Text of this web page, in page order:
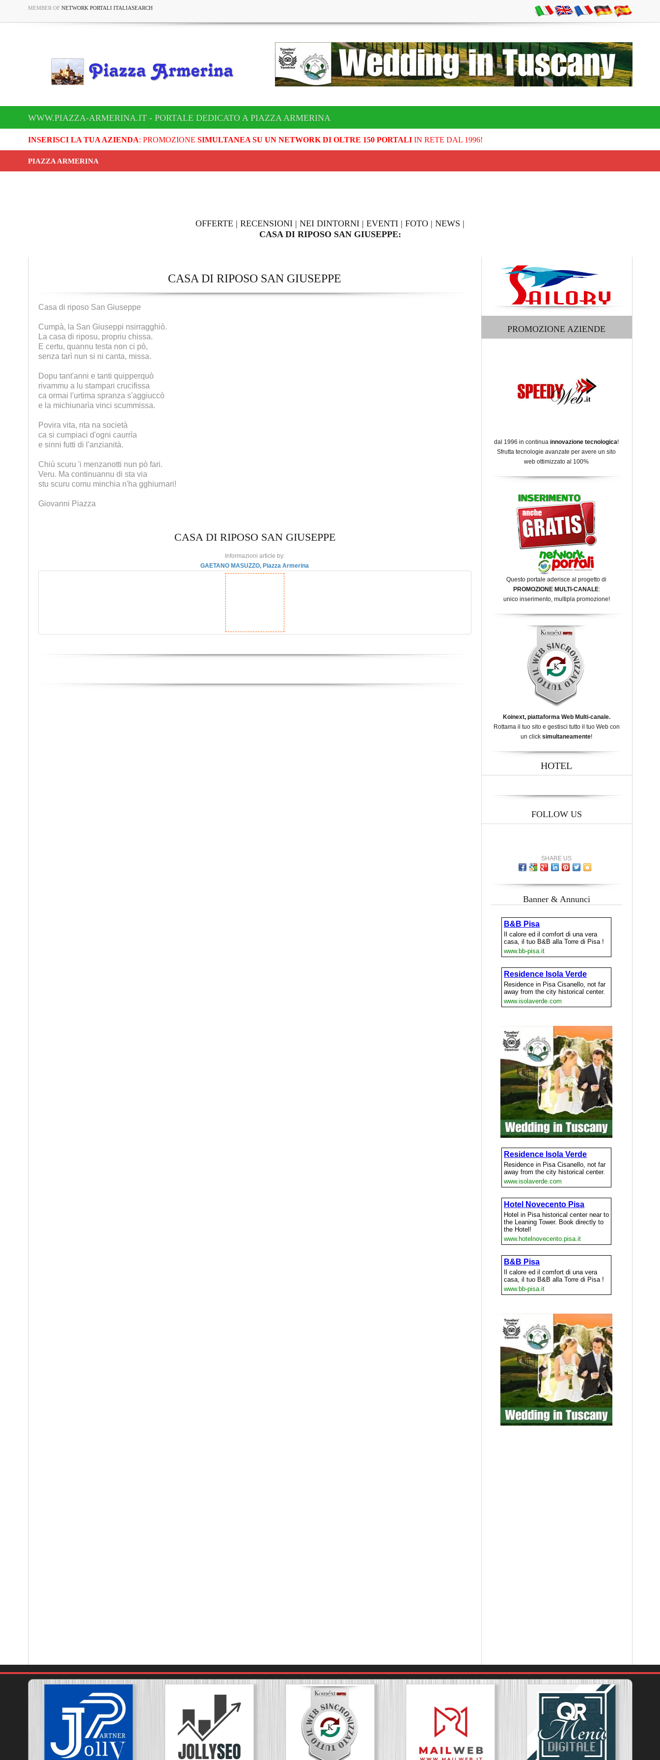
MEMBER OF NETWORK PORTALI ITALIASEARCH
WWW.PIAZZA-ARMERINA.IT - PORTALE DEDICATO A PIAZZA ARMERINA
INSERISCI LA TUA AZIENDA: PROMOZIONE SIMULTANEA SU UN NETWORK DI OLTRE 150 PORTALIIN RETE DAL 1996!
PIAZZA ARMERINA
OFFERTE | RECENSIONI | NEI DINTORNI | EVENTI | FOTO | NEWS |
CASA DI RIPOSO SAN GIUSEPPE:
CASA DI RIPOSO SAN GIUSEPPE
Casa di riposo San Giuseppe
Cumpà, la San Giuseppi nsirragghiò.
La casa di riposu, propriu chissa.
E certu, quannu testa non ci pò,
senza tarì nun si ni canta, missa.
Dopu tant'anni e tanti quipperquò
rivammu a lu stampari crucifissa
ca ormai l'urtima spranza s'aggiuccò
e la michiunarìa vinci scummissa.
Povira vita, nta na società
ca si cumpiaci d'ogni caurrìa
e sinni futti di l'anzianità.
Chiù scuru 'i menzanotti nun pò fari.
Veru. Ma continuannu di sta via
stu scuru comu minchia n'ha gghiurnari!
Giovanni Piazza
CASA DI RIPOSO SAN GIUSEPPE
Informazioni article by:
GAETANO MASUZZO, Piazza Armerina
PROMOZIONE AZIENDE
dal 1996 in continua innovazione tecnologica!
Sfrutta tecnologie avanzate per avere un sito
web ottimizzato al 100%
Questo portale aderisce al progetto di
PROMOZIONE MULTI-CANALE:
unico inserimento, multipla promozione!
Koinext, piattaforma Web Multi-canale.
Rottama il tuo sito e gestisci tutto il tuo Web con
un click simultaneamente!
HOTEL
FOLLOW US
SHARE US
Banner & Annunci